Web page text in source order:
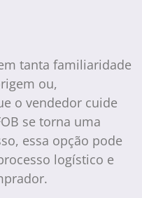
tanta familiaridade
ou,
o vendedor cuide
se torna uma
essa opção pode
logístico e